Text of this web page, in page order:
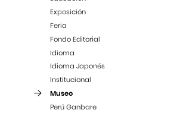
Exposición
Feria
Fondo Editorial
Idioma
Idioma Japonés
Institucional
Museo
Perú Ganbare